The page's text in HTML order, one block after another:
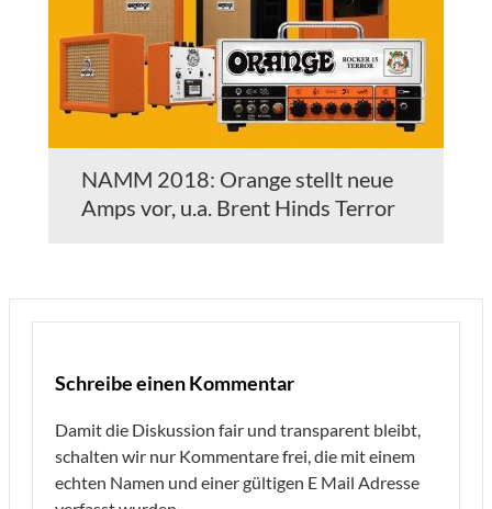
NAMM 2018: Orange stellt neue
Amps vor, u.a. Brent Hinds Terror
Schreibe einen Kommentar
Damit die Diskussion fair und transparent bleibt,
schalten wir nur Kommentare frei, die mit einem
echten Namen und einer gültigen E Mail Adresse